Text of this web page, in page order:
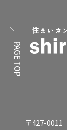
〒427-
PAGE TOP